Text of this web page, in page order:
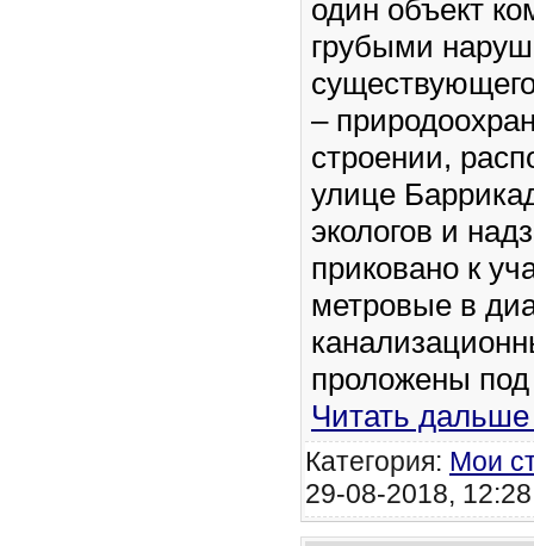
один объект
грубыми
–
строении,
улице
экологов и
приковано к
метровые в
проложены
Читать
Категория: Мои
29-08-2018,